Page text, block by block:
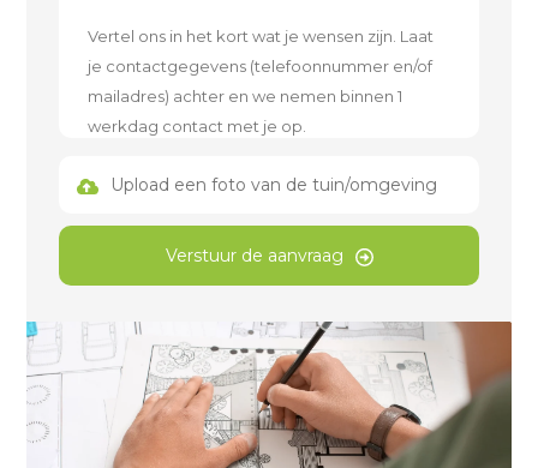
Upload een foto van de tuin/omgeving
Verstuur de aanvraag